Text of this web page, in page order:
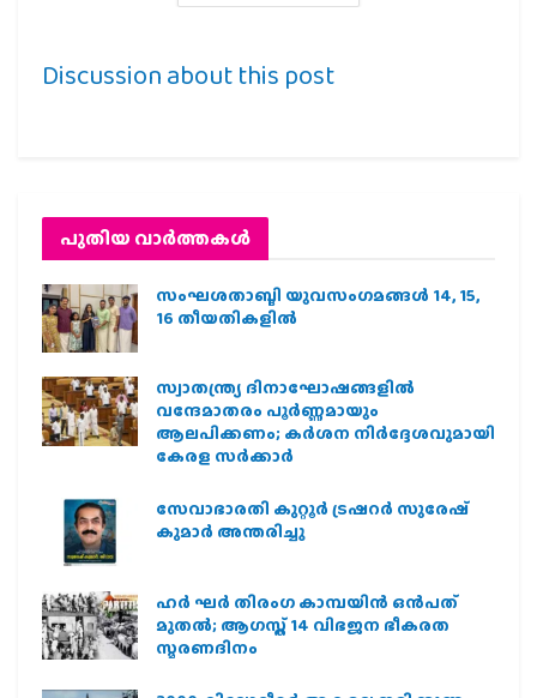
Discussion about this post
പുതിയ വാര്‍ത്തകള്‍
സംഘശതാബ്ദി യുവസംഗമങ്ങള്‍ 14, 15,
16 തീയതികളില്‍
സ്വാതന്ത്ര്യ ദിനാഘോഷങ്ങളിൽ
വന്ദേമാതരം പൂർണ്ണമായും
ആലപിക്കണം; കർശന നിർദ്ദേശവുമായി
കേരള സർക്കാർ
സേവാഭാരതി കുറ്റൂർ ട്രഷറർ സുരേഷ്
കുമാർ അന്തരിച്ചു
ഹര്‍ ഘര്‍ തിരംഗ കാമ്പയിന്‍ ഒന്‍പത്
മുതല്‍; ആഗസ്ത് 14 വിഭജന ഭീകരത
സ്മരണദിനം